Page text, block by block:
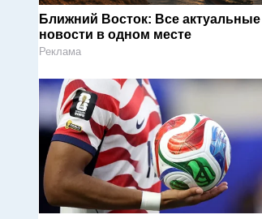
Ближний Восток: Все актуальные
новости в одном месте
Реклама